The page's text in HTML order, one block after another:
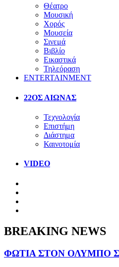
Θέατρο
Μουσική
Χορός
Μουσεία
Σινεμά
Βιβλίο
Εικαστικά
Τηλεόραση
ENTERTAINMENT
22ΟΣ ΑΙΩΝΑΣ
Τεχνολογία
Επιστήμη
Διάστημα
Καινοτομία
VIDEO
BREAKING NEWS
ΦΩΤΙΑ ΣΤΟΝ ΟΛΥΜΠΟ